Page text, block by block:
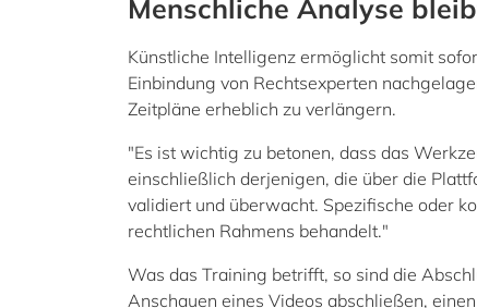
Menschliche Analyse
Künstliche Intelligenz ermöglicht somit
Einbindung von Rechtsexperten
Zeitpläne erheblich zu verlängern.
"Es ist wichtig zu betonen, dass das
einschließlich derjenigen, die über die
validiert und überwacht. Spezifische oder
rechtlichen Rahmens behandelt."
Was das Training betrifft, so sind die
Anschauen eines Videos abschließen,